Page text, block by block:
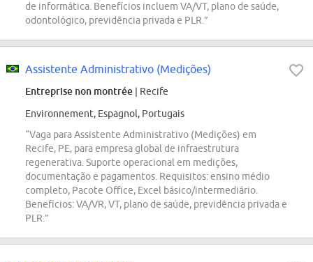
de informática. Benefícios incluem VA/VT, plano de saúde,
odontológico, previdência privada e PLR.”
Assistente Administrativo (Medições)
Entreprise non montrée | Recife
Environnement, Espagnol, Portugais
“Vaga para Assistente Administrativo (Medições) em
Recife, PE, para empresa global de infraestrutura
regenerativa. Suporte operacional em medições,
documentação e pagamentos. Requisitos: ensino médio
completo, Pacote Office, Excel básico/intermediário.
Benefícios: VA/VR, VT, plano de saúde, previdência privada e
PLR.”